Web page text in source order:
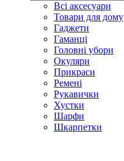
Всі аксесуари
Товари для дому
Гаджети
Гаманці
Головні убори
Окуляри
Прикраси
Ремені
Рукавички
Хустки
Шарфи
Шкарпетки